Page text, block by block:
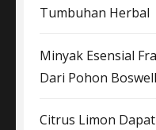
Tumbuhan Herbal
Minyak Esensial
Dari Pohon
Citrus Limon